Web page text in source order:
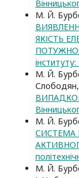
М. Й.
ЯКІСТЬ
М. Й.
Слободян,
М. Й.
СИСТЕМА
М. Й.